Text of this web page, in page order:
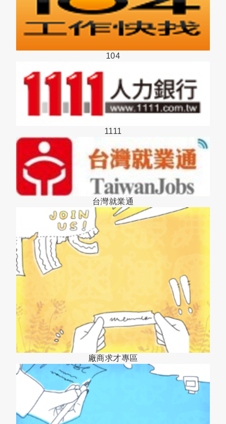
104
1111
台灣就業通
廠商求才專區